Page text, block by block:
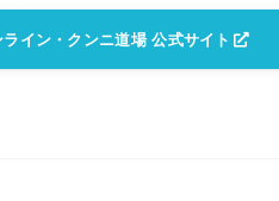
ライン・クンニ道場 公式サイト